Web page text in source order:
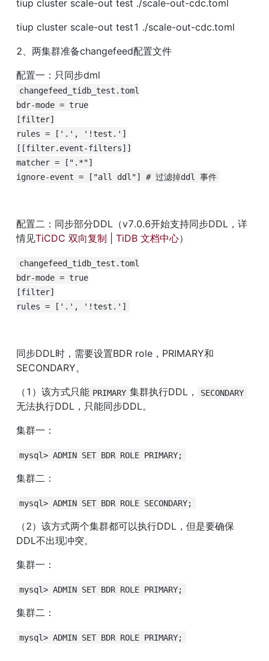
tiup cluster scale-out test ./scale-out-cdc.toml
tiup cluster scale-out test1 ./scale-out-cdc.toml
2、两集群准备changefeed配置文件
changefeed_tidb_test.toml
bdr-mode = true
[filter]
rules = ['.', '!test.']
[[filter.event-filters]]
matcher = [".*"]
ignore-event = ["all ddl"] # 过滤掉ddl 事件
配置二：同步部分DDL（v7.0.6开始支持同步DDL，详
情见TiCDC 双向复制 | TiDB 文档中心）
changefeed_tidb_test.toml
bdr-mode = true
[filter]
rules = ['.', '!test.']
同步DDL时，需要设置BDR role，PRIMARY和
SECONDARY。
（1）该方式只能 PRIMARY 集群执行DDL， SECONDARY
无法执行DDL，只能同步DDL。
集群一：
mysql> ADMIN SET BDR ROLE PRIMARY;
集群二：
mysql> ADMIN SET BDR ROLE SECONDARY;
（2）该方式两个集群都可以执行DDL，但是要确保
DDL不出现冲突。
集群一：
mysql> ADMIN SET BDR ROLE PRIMARY;
集群二：
mysql> ADMIN SET BDR ROLE PRIMARY;